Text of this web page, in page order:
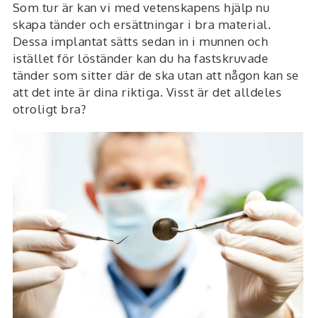
Som tur är kan vi med vetenskapens hjälp nu
skapa tänder och ersättningar i bra material.
Dessa implantat sätts sedan in i munnen och
istället för löständer kan du ha fastskruvade
tänder som sitter där de ska utan att någon kan se
att det inte är dina riktiga. Visst är det alldeles
otroligt bra?